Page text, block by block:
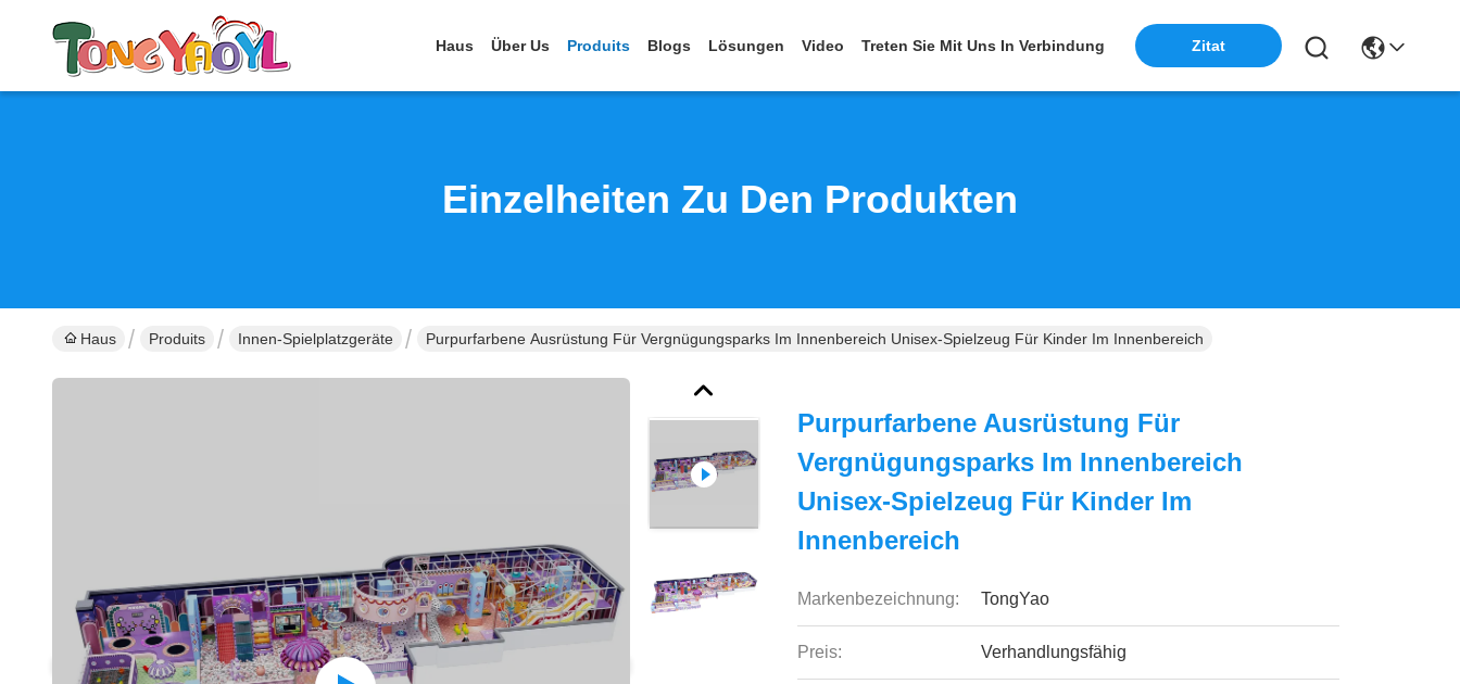
Haus Über Us Produits Blogs Lösungen Video Treten Sie Mit Uns In Verbindung Zitat
Einzelheiten Zu Den Produkten
Haus Produits Innen-Spielplatzgeräte Purpurfarbene Ausrüstung Für Vergnügungsparks Im Innenbereich Unisex-Spielzeug Für Kinder Im Innenbereich
Purpurfarbene Ausrüstung Für
Vergnügungsparks Im Innenbereich
Unisex-Spielzeug Für Kinder Im
Innenbereich
Markenbezeichnung: TongYao
Preis: Verhandlungsfähig